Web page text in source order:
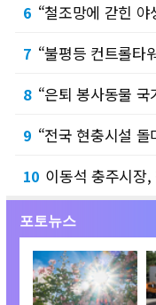
6 “철조망에 갇힌 야생 너구리 무
7 “불평등 컨트롤타워 구축으로 부
8 “은퇴 봉사동물 국가가 끝까지
9 “전국 현충시설 돌며 광복의 의
10 이동석 충주시장
포토뉴스